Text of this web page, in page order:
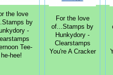
the love
by
-
Tee-
he-hee!
For the love
of...Stamps by
Hunkydory -
Clearstamps
You're A Cracker